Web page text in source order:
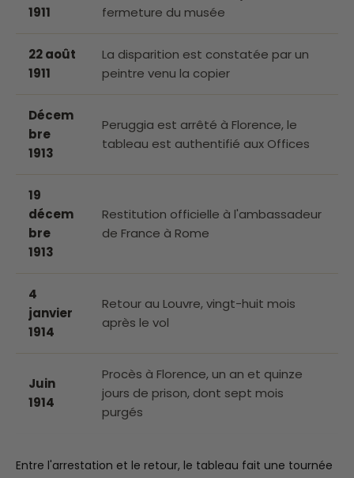
1911
fermeture du musée
22 août
1911
La disparition est constatée par un
peintre venu la copier
Décem
bre
1913
Peruggia est arrêté à Florence, le
tableau est authentifié aux Offices
19
décem
bre
1913
Restitution officielle à l'ambassadeur
de France à Rome
4
janvier
1914
Retour au Louvre, vingt-huit mois
après le vol
Juin
1914
Procès à Florence, un an et quinze
jours de prison, dont sept mois
purgés
Entre l'arrestation et le retour, le tableau fait une tournée